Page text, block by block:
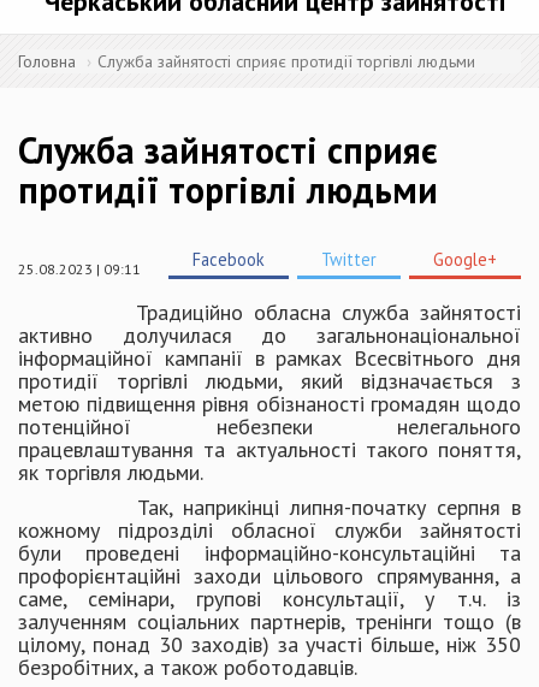
Головна Служба зайнятості сприяє протидії торгівлі людьми
Служба зайнятості сприяє
протидії торгівлі людьми
25.08.2023 | 09:11 Facebook Twitter Google+
Традиційно обласна служба зайнятості
активно долучилася до загальнонаціональної
інформаційної кампанії в рамках Всесвітнього дня
протидії торгівлі людьми, який відзначається з
метою підвищення рівня обізнаності громадян щодо
потенційної небезпеки нелегального
працевлаштування та актуальності такого поняття,
як торгівля людьми.
Так, наприкінці липня-початку серпня в
кожному підрозділі обласної служби зайнятості
були проведені інформаційно-консультаційні та
профорієнтаційні заходи цільового спрямування, а
саме, семінари, групові консультації, у т.ч. із
залученням соціальних партнерів, тренінги тощо (в
цілому, понад 30 заходів) за участі більше, ніж 350
безробітних, а також роботодавців.